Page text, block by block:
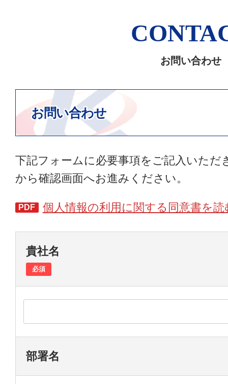
お問い合わせ
お問い合わせ
下記フォームに必要事項をご記入いただ
から確認画面へお進みください。
個人情報の利用に関する同意書を読
貴社名
必須
部署名